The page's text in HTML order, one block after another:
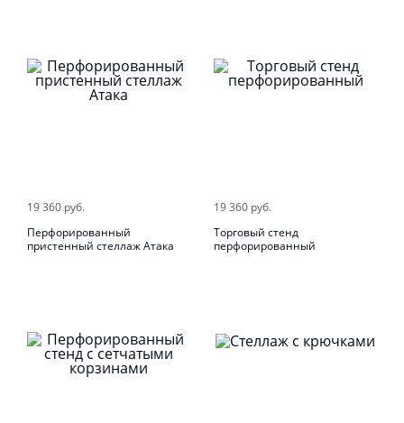
19 360 руб.
Перфорированный
пристенный стеллаж Атака
19 360 руб.
Торговый стенд
перфорированный